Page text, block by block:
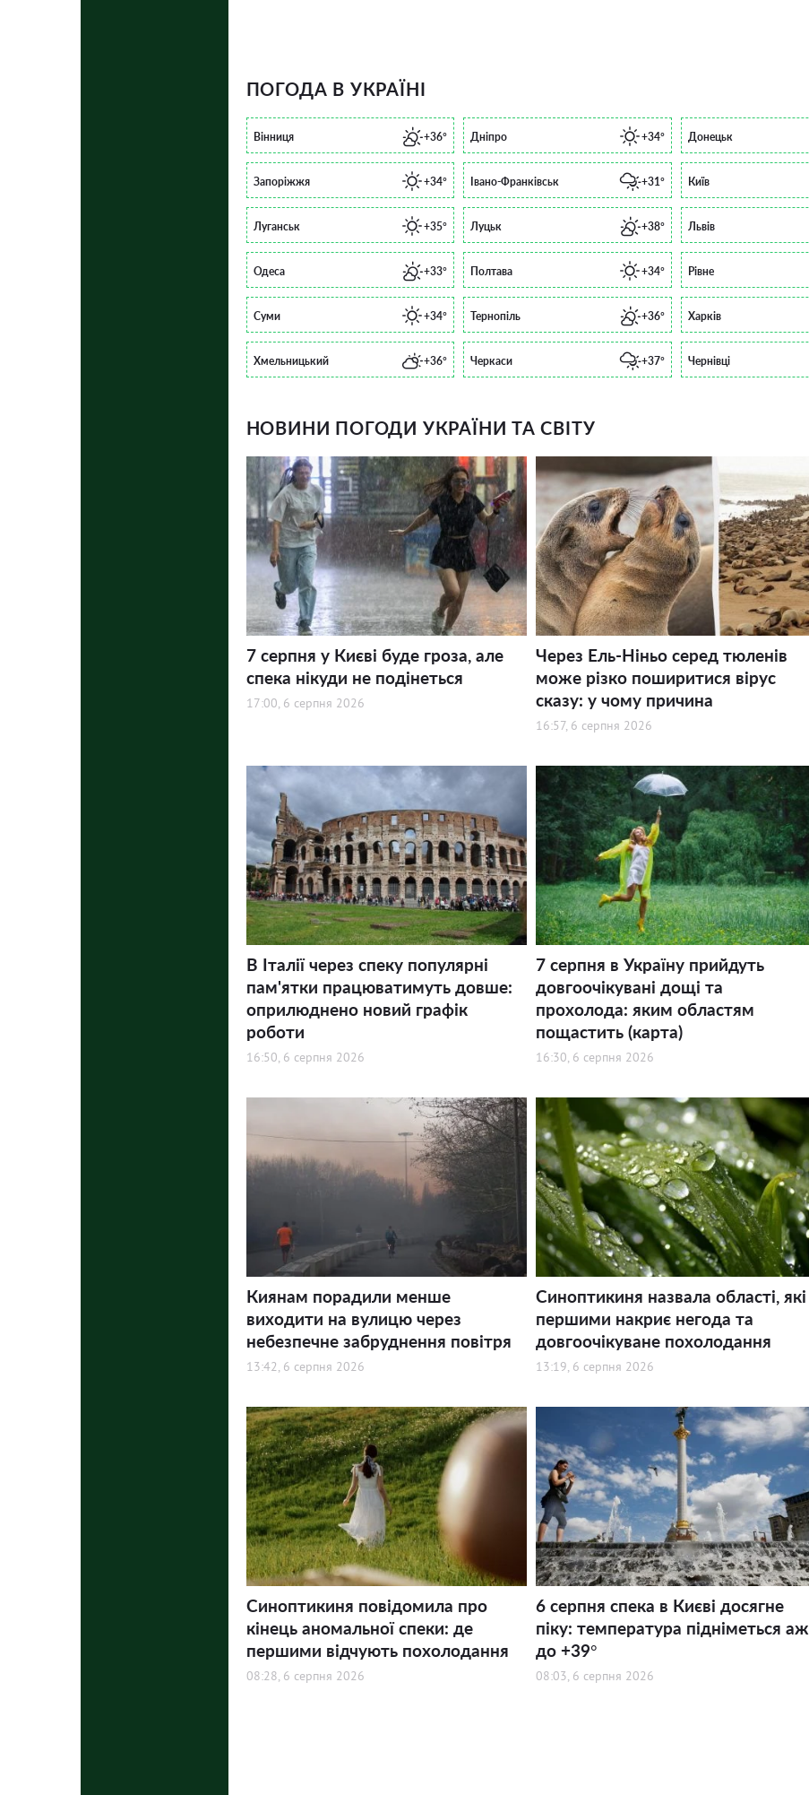
ПОГОДА В УКРАЇНІ
Вінниця +36° Дніпро +34° Донецьк
Запоріжжя +34° Івано-Франківськ +31° Київ
Луганськ +35° Луцьк +38° Львів
Одеса +33° Полтава +34° Рівне
Суми +34° Тернопіль +36° Харків
Хмельницький +36° Черкаси +37° Чернівці
НОВИНИ ПОГОДИ УКРАЇНИ ТА СВІТУ
7 серпня у Києві буде гроза, але
спека нікуди не подінеться
17:00, 6 серпня 2026
Через Ель-Ніньо серед тюленів
може різко поширитися вірус
сказу: у чому причина
16:57, 6 серпня 2026
В Італії через спеку популярні
пам'ятки працюватимуть довше:
оприлюднено новий графік
роботи
16:50, 6 серпня 2026
7 серпня в Україну прийдуть
довгоочікувані дощі та
прохолода: яким областям
пощастить (карта)
16:30, 6 серпня 2026
Киянам порадили менше
виходити на вулицю через
небезпечне забруднення повітря
13:42, 6 серпня 2026
Синоптикиня назвала області, які
першими накриє негода та
довгоочікуване похолодання
13:19, 6 серпня 2026
Синоптикиня повідомила про
кінець аномальної спеки: де
першими відчують похолодання
08:28, 6 серпня 2026
6 серпня спека в Києві досягне
піку: температура підніметься аж
до +39°
08:03, 6 серпня 2026